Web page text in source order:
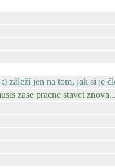
záleží jen na tom, jak si je
zase pracne stavet znova...